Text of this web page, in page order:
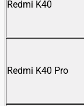
Redmi K40
Redmi K40 Pro